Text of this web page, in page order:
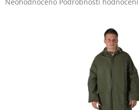
Neohodnoceno Podrobnosti hodnocení